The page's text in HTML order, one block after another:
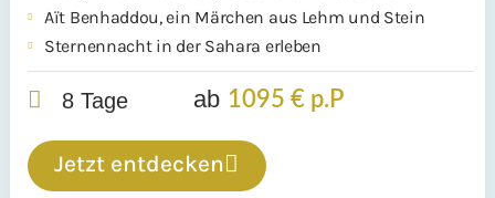
Aït Benhaddou, ein Märchen aus Lehm und Stein
Sternennacht in der Sahara erleben
8 Tage ab 1095 € p.P
Jetzt entdecken